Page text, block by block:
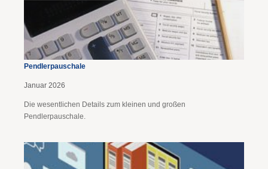
Pendlerpauschale
Januar 2026
Die wesentlichen Details zum kleinen und großen
Pendlerpauschale.